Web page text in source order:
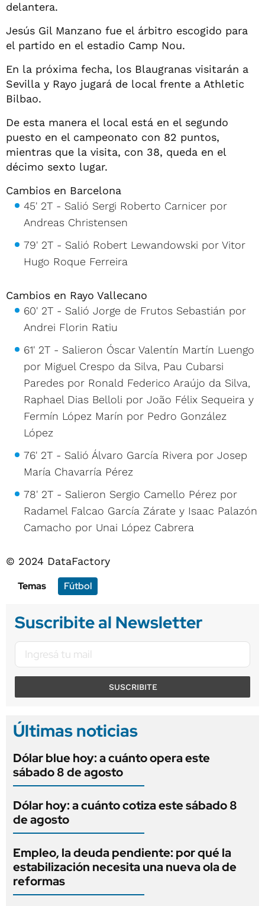
delantera.
Jesús Gil Manzano fue el árbitro escogido para
el partido en el estadio Camp Nou.
En la próxima fecha, los Blaugranas visitarán a
Sevilla y Rayo jugará de local frente a Athletic
Bilbao.
De esta manera el local está en el segundo
puesto en el campeonato con 82 puntos,
mientras que la visita, con 38, queda en el
décimo sexto lugar.
Cambios en Barcelona
45' 2T - Salió Sergi Roberto Carnicer por
Andreas Christensen
79' 2T - Salió Robert Lewandowski por Vitor
Hugo Roque Ferreira
Cambios en Rayo Vallecano
60' 2T - Salió Jorge de Frutos Sebastián por
Andrei Florin Ratiu
61' 2T - Salieron Óscar Valentín Martín Luengo
por Miguel Crespo da Silva, Pau Cubarsi
Paredes por Ronald Federico Araújo da Silva,
Raphael Dias Belloli por João Félix Sequeira y
Fermín López Marín por Pedro González
López
76' 2T - Salió Álvaro García Rivera por Josep
María Chavarría Pérez
78' 2T - Salieron Sergio Camello Pérez por
Radamel Falcao García Zárate y Isaac Palazón
Camacho por Unai López Cabrera
© 2024 DataFactory
Temas
Fútbol
Suscribite al Newsletter
SUSCRIBITE
Últimas noticias
Dólar blue hoy: a cuánto opera este
sábado 8 de agosto
Dólar hoy: a cuánto cotiza este sábado 8
de agosto
Empleo, la deuda pendiente: por qué la
estabilización necesita una nueva ola de
reformas